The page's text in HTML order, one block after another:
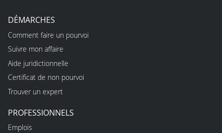
DÉMARCHES
Comment faire un pourvoi
Suivre mon affaire
Aide juridictionnelle
Certificat de non pourvoi
Trouver un expert
PROFESSIONNELS
Emplois